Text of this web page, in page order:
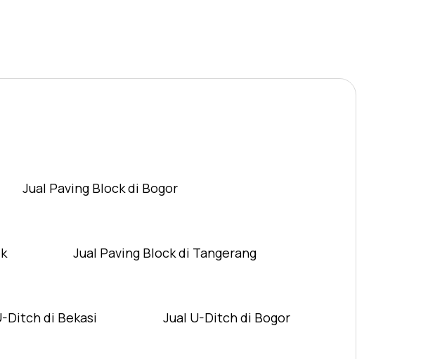
Jual Paving Block di Bogor
Jual Paving Block di Tangerang
Ditch di Bekasi Jual U-Ditch di Bogor